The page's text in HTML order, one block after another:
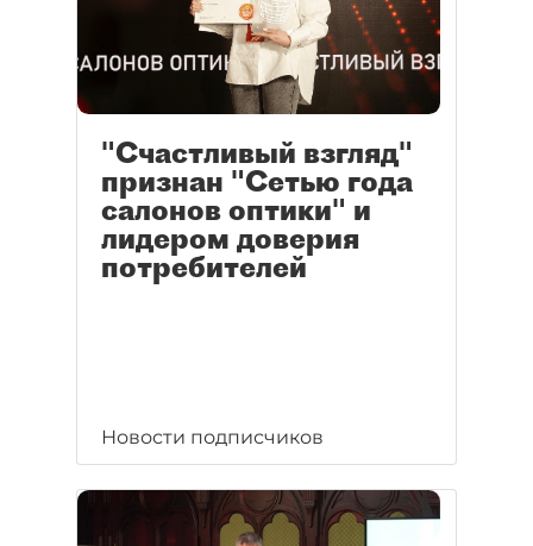
"Счастливый взгляд"
признан "Сетью года
салонов оптики" и
лидером доверия
потребителей
Новости подписчиков